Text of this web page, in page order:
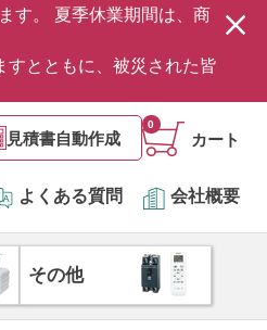
す。 夏季休業期間は、商
すとともに、被災された皆
見積書自動作成 カート
0
よくある質問 会社概要
その他